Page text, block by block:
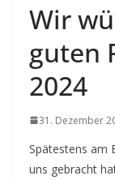
Wir
guten
2024
31. Dezember
Spätestens am
uns gebracht